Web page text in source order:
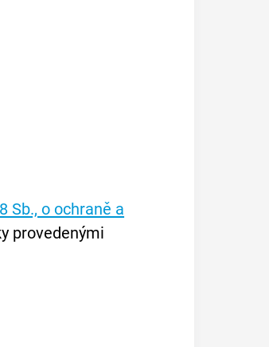
Sb., o ochraně a
provedenými